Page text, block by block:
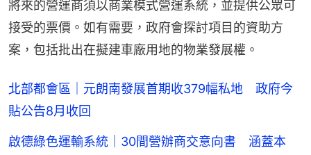
將來的營運商須以商業模式營運系統，並提供公眾可
接受的票價。如有需要，政府會探討項目的資助方
案，包括批出在擬建車廠用地的物業發展權。
北部都會區｜元朗南發展首期收379幅私地 政府今
貼公告8月收回
啟德綠色運輸系統｜30間營辦商交意向書 涵蓋本